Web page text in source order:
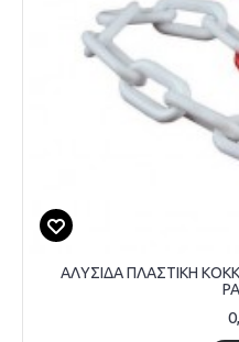
ΑΛΥΣΙΔΑ ΠΛΑΣΤΙΚΗ